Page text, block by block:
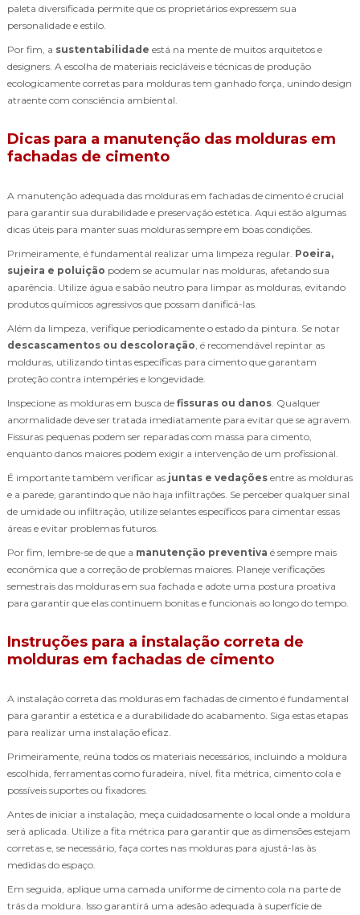
paleta diversificada permite que os proprietários expressem sua
personalidade e estilo.
Por fim, a sustentabilidade está na mente de muitos arquitetos e
designers. A escolha de materiais recicláveis e técnicas de produção
ecologicamente corretas para molduras tem ganhado força, unindo design
atraente com consciência ambiental.
Dicas para a manutenção das molduras em
fachadas de cimento
A manutenção adequada das molduras em fachadas de cimento é crucial
para garantir sua durabilidade e preservação estética. Aqui estão algumas
dicas úteis para manter suas molduras sempre em boas condições.
Primeiramente, é fundamental realizar uma limpeza regular. Poeira,
sujeira e poluição podem se acumular nas molduras, afetando sua
aparência. Utilize água e sabão neutro para limpar as molduras, evitando
produtos químicos agressivos que possam danificá-las.
Além da limpeza, verifique periodicamente o estado da pintura. Se notar
descascamentos ou descoloração , é recomendável repintar as
molduras, utilizando tintas específicas para cimento que garantam
proteção contra intempéries e longevidade.
Inspecione as molduras em busca de fissuras ou danos . Qualquer
anormalidade deve ser tratada imediatamente para evitar que se agravem.
Fissuras pequenas podem ser reparadas com massa para cimento,
enquanto danos maiores podem exigir a intervenção de um profissional.
É importante também verificar as juntas e vedações entre as molduras
e a parede, garantindo que não haja infiltrações. Se perceber qualquer sinal
de umidade ou infiltração, utilize selantes específicos para cimentar essas
áreas e evitar problemas futuros.
Por fim, lembre-se de que a manutenção preventiva é sempre mais
econômica que a correção de problemas maiores. Planeje verificações
semestrais das molduras em sua fachada e adote uma postura proativa
para garantir que elas continuem bonitas e funcionais ao longo do tempo.
Instruções para a instalação correta de
molduras em fachadas de cimento
A instalação correta das molduras em fachadas de cimento é fundamental
para garantir a estética e a durabilidade do acabamento. Siga estas etapas
para realizar uma instalação eficaz.
Primeiramente, reúna todos os materiais necessários, incluindo a moldura
escolhida, ferramentas como furadeira, nível, fita métrica, cimento cola e
possíveis suportes ou fixadores.
Antes de iniciar a instalação, meça cuidadosamente o local onde a moldura
será aplicada. Utilize a fita métrica para garantir que as dimensões estejam
corretas e, se necessário, faça cortes nas molduras para ajustá-las às
medidas do espaço.
Em seguida, aplique uma camada uniforme de cimento cola na parte de
trás da moldura. Isso garantirá uma adesão adequada à superfície de